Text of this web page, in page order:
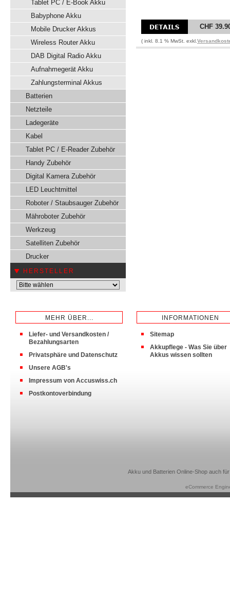
Tablet PC / E-Book Akku
Babyphone Akku
Mobile Drucker Akkus
Wireless Router Akku
DAB Digital Radio Akku
Aufnahmegerät Akku
Zahlungsterminal Akkus
Batterien
Netzteile
Ladegeräte
Kabel
Tablet PC / E-Reader Zubehör
Handy Zubehör
Digital Kamera Zubehör
LED Leuchtmittel
Roboter / Staubsauger Zubehör
Mähroboter Zubehör
Werkzeug
Satelliten Zubehör
Drucker
HERSTELLER
CHF
( inkl. 8.1 % MwSt. exkl.
MEHR ÜBER...
Liefer- und Versandkosten /
Bezahlungsarten
Privatsphäre und Datenschutz
Unsere AGB's
Impressum von Accuswiss.ch
Postkontoverbindung
INFORMATIONEN
Sitemap
Akkupflege - Was Sie über
Akkus wissen sollten
Akku und Batterien Online-Shop auch
eCommerce